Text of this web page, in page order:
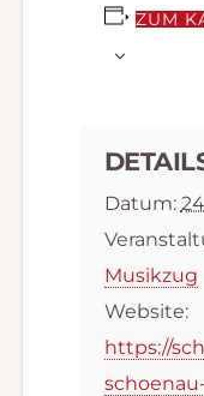
ZUM
Datum:
Musikzug
Website:
https://